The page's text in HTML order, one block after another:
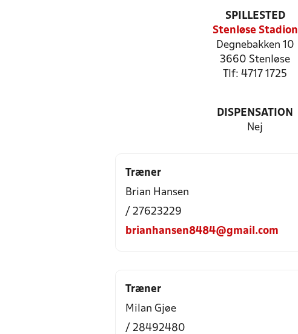
SPILLESTED
Stenløse Stadion
Degnebakken 10
3660 Stenløse
Tlf: 4717 1725
DISPENSATION
Nej
Træner
Brian Hansen
/ 27623229
brianhansen8484@gmail.com
Træner
Milan Gjøe
/ 28492480